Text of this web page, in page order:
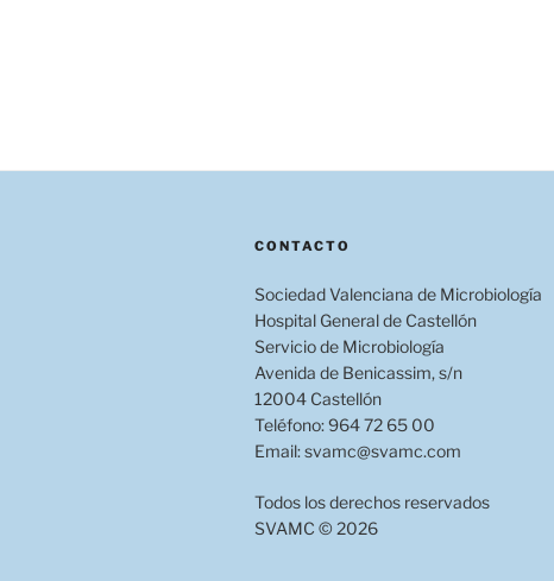
CONTACTO
Sociedad Valenciana de Microbiología
Hospital General de Castellón
Servicio de Microbiología
Avenida de Benicassim, s/n
12004 Castellón
Teléfono: 964 72 65 00
Email: svamc@svamc.com
Todos los derechos reservados
SVAMC © 2026